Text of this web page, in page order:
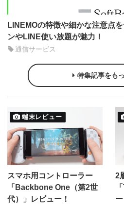
LINEMOの特徴や細かな注意点
ンやLINE使い放題が魅力！
通信サービス
特集記事をも
端末レビュー
スマホ用コントローラー
「Backbone One（第2世
代）」レビュー！
2
ー